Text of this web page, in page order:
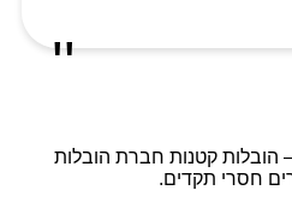
הובלות קטנות חברת הובלות
חסרי תקדים.